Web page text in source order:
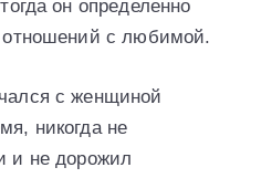
он определенно
отношений с любимой.
с женщиной
никогда не
и не дорожил